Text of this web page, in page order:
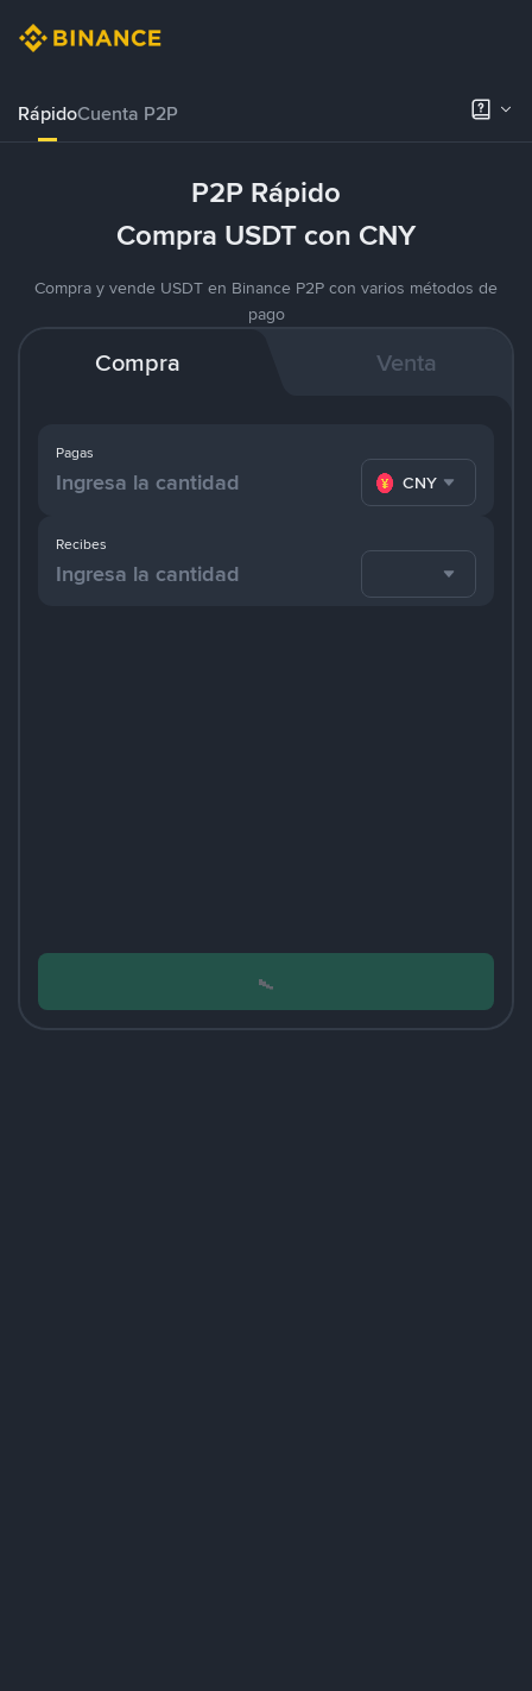
RápidoCuenta P2P
P2P Rápido
Compra USDT con CNY
Compra y vende USDT en Binance P2P con varios métodos de
pago
Compra Venta
Pagas
CNY
Recibes